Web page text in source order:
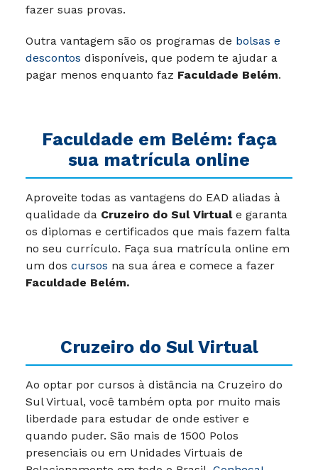
fazer suas provas.
Outra vantagem são os programas de bolsas e
descontos disponíveis, que podem te ajudar a
pagar menos enquanto faz Faculdade Belém.
Faculdade em Belém: faça
sua matrícula online
Aproveite todas as vantagens do EAD aliadas à
qualidade da Cruzeiro do Sul Virtuale garanta
os diplomas e certificados que mais fazem falta
no seu currículo. Faça sua matrícula online em
um dos cursos na sua área e comece a fazer
Faculdade Belém.
Cruzeiro do Sul Virtual
Ao optar por cursos à distância na Cruzeiro do
Sul Virtual, você também opta por muito mais
liberdade para estudar de onde estiver e
quando puder. São mais de 1500 Polos
presenciais ou em Unidades Virtuais de